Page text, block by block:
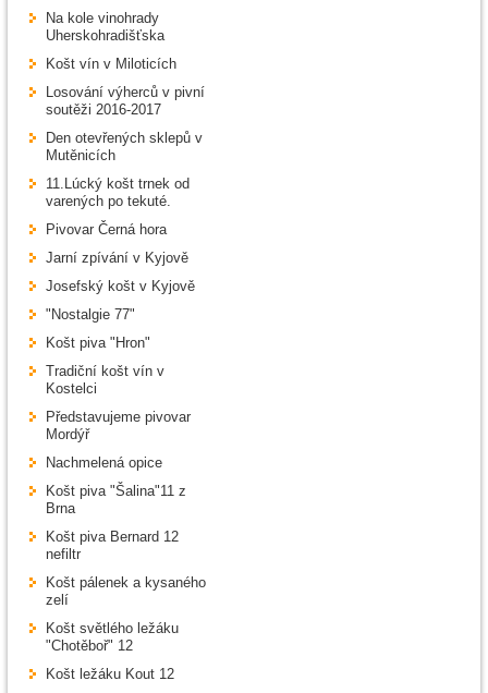
Na kole vinohrady
Uherskohradišťska
Košt vín v Miloticích
Losování výherců v pivní
soutěži 2016-2017
Den otevřených sklepů v
Mutěnicích
11.Lúcký košt trnek od
varených po tekuté.
Pivovar Černá hora
Jarní zpívání v Kyjově
Josefský košt v Kyjově
"Nostalgie 77"
Košt piva "Hron"
Tradiční košt vín v
Kostelci
Představujeme pivovar
Mordýř
Nachmelená opice
Košt piva "Šalina"11 z
Brna
Košt piva Bernard 12
nefiltr
Košt pálenek a kysaného
zelí
Košt světlého ležáku
"Chotěboř" 12
Košt ležáku Kout 12